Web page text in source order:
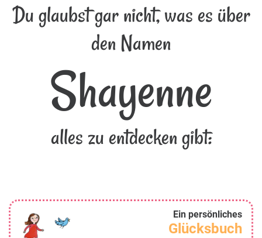
Du glaubst gar nicht, was es über
den Namen
Shayenne
alles zu entdecken gibt:
Ein persönliches
Glücksbuch